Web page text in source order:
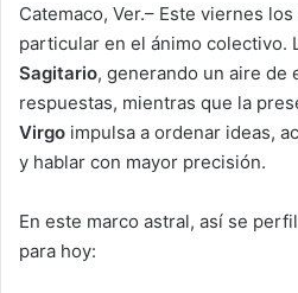
Catemaco, Ver.– Este viernes
particular en el ánimo colectivo.
Sagitario, generando un aire de
respuestas, mientras que la
Virgo impulsa a ordenar ideas,
y hablar con mayor precisión.
En este marco astral, así se
para hoy: